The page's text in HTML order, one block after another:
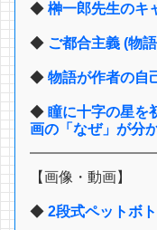
◆ 榊一郎先生のキ
◆ ご都合主義 (物
◆ 物語が作者の自
◆ 瞳に十字の星を
画の「なぜ」が分
【画像・動画】
◆ 2段式ペットボ